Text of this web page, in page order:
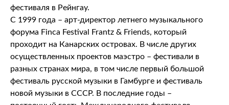
фестиваля в Рейнгау.
С 1999 года – арт-директор летнего музыкального
форума Finca Festival Frantz & Friends, который
проходит на Канарских островах. В числе других
осуществленных проектов маэстро – фестивали в
разных странах мира, в том числе первый большой
фестиваль русской музыки в Гамбурге и фестиваль
новой музыки в СССР. В последние годы –